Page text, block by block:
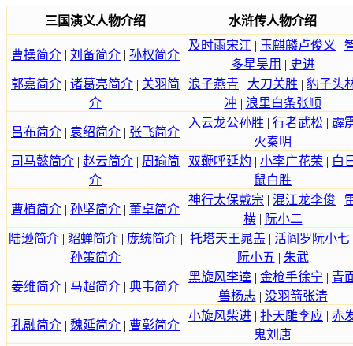
三国演义人物介绍 水浒传人物介绍
曹操简介 | 刘备简介 | 孙权简介
及时雨宋江 | 玉麒麟卢俊义 |
多星吴用 | 史进
郭嘉简介 | 诸葛亮简介 | 关羽简
介
浪子燕青 | 大刀关胜 | 豹子头
冲 | 浪里白条张顺
吕布简介 | 袁绍简介 | 张飞简介
入云龙公孙胜 | 行者武松 | 霹
火秦明
司马懿简介 | 赵云简介 | 周瑜简
介
双鞭呼延灼 | 小李广花荣 | 白
鼠白胜
曹植简介 | 孙坚简介 | 董卓简介
神行太保戴宗 | 混江龙李俊 |
横| 阮小二
陆逊简介| 貂蝉简介| 庞统简介|
孙策简介
托塔天王晁盖 | 活阎罗阮小七
阮小五 | 朱武
姜维简介 | 马超简介 | 典韦简介
黑旋风李逵 | 金枪手徐宁 | 青
兽杨志| 没羽箭张清
孔融简介 | 魏延简介 | 曹彰简介
小旋风柴进 | 扑天雕李应 | 赤
鬼刘唐